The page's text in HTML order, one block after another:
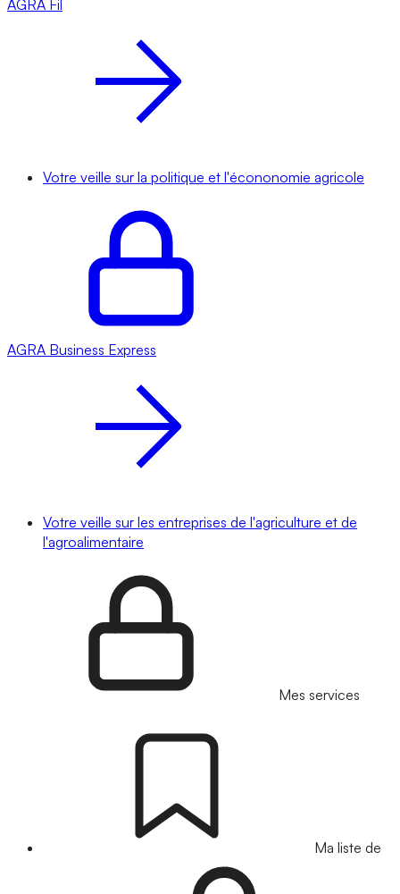
AGRA Fil
Votre veille sur la politique et l'écononomie agricole
AGRA Business Express
Votre veille sur les entreprises de l'agriculture et de
l'agroalimentaire
Mes services
Ma liste de